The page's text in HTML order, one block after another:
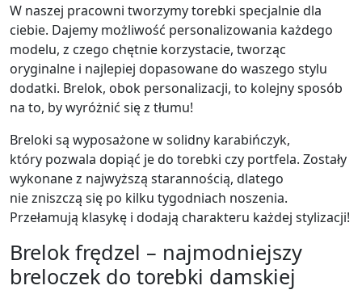
W naszej pracowni tworzymy torebki specjalnie dla
ciebie. Dajemy możliwość personalizowania każdego
modelu, z czego chętnie korzystacie, tworząc
oryginalne i najlepiej dopasowane do waszego stylu
dodatki. Brelok, obok personalizacji, to kolejny sposób
na to, by wyróżnić się z tłumu!
Breloki są wyposażone w solidny karabińczyk,
który pozwala dopiąć je do torebki czy portfela. Zostały
wykonane z najwyższą starannością, dlatego
nie zniszczą się po kilku tygodniach noszenia.
Przełamują klasykę i dodają charakteru każdej stylizacji!
Brelok frędzel – najmodniejszy
breloczek do torebki damskiej